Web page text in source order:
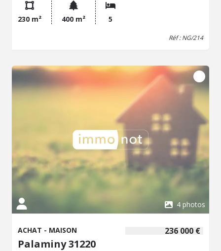
Montesquieu-Volvestre permet d'accéder à des
commodités essentielles telles que des écoles, des
commerces, une gare et une proximité avec le centre-
ville. Cette position géographique est favorable pour les
informations sur les risques auxquels ce bien est exposé
sont disponibles sur le site Géorisques :
www.georisques.gouv.fr. Contactez notre office notarial
pour obtenir de plus amples renseignements sur cette
maison à vendre à Montesquieu-Volvestre.
230 m² 400 m² 5
Réf : NG/214
4 photos
236 000 €
ACHAT - MAISON
Palaminy 31220